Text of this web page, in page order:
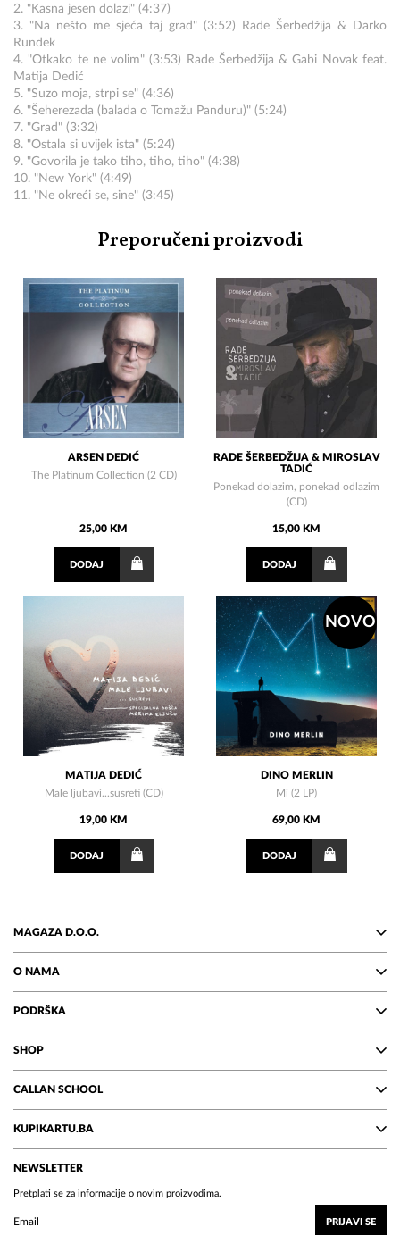
2. "Kasna jesen dolazi" (4:37)
3. "Na nešto me sjeća taj grad" (3:52) Rade Šerbedžija & Darko
Rundek
4. "Otkako te ne volim" (3:53) Rade Šerbedžija & Gabi Novak feat.
Matija Dedić
5. "Suzo moja, strpi se" (4:36)
6. "Šeherezada (balada o Tomažu Panduru)" (5:24)
7. "Grad" (3:32)
8. "Ostala si uvijek ista" (5:24)
9. "Govorila je tako tiho, tiho, tiho" (4:38)
10. "New York" (4:49)
11. "Ne okreći se, sine" (3:45)
Preporučeni proizvodi
ARSEN DEDIĆ
The Platinum Collection (2 CD)
25,00 KM
DODAJ
RADE ŠERBEDŽIJA & MIROSLAV
TADIĆ
Ponekad dolazim, ponekad odlazim
(CD)
15,00 KM
DODAJ
MATIJA DEDIĆ
Male ljubavi...susreti (CD)
19,00 KM
DODAJ
NOVO
DINO MERLIN
Mi (2 LP)
69,00 KM
DODAJ
MAGAZA D.O.O.
O NAMA
PODRŠKA
SHOP
CALLAN SCHOOL
KUPIKARTU.BA
NEWSLETTER
Pretplati se za informacije o novim proizvodima.
PRIJAVI SE